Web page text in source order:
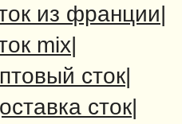
из франции|
mix|
сток|
сток|